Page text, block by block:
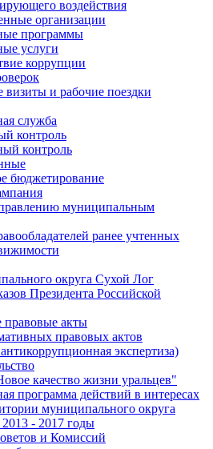
воздействия
организации
программы
услуги
коррупции
и рабочие поездки
служба
контроль
контроль
бюджетирование
муниципальным
ранее учтенных
округа Сухой Лог
Президента Российской
акты
правовых актов
экспертиза)
качество жизни уральцев"
программа действий в интересах
муниципального округа
- 2017 годы
и Комиссий